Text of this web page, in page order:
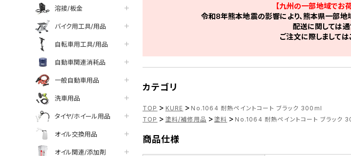
溶接/板金
バイク用工具/用品
自転車用工具/用品
自動車関連消耗品
一般自動車用品
洗車用品
タイヤ/ホイール用品
オイル交換用品
オイル関連/添加剤
【九州の一部地域でお
令和8年熊本地震の影響により、熊本県一部地
配送に関しては通
ご注文に際しましては
カテゴリ
TOP > KURE > No.1064 耐熱ペイントコート ブラック 300ml
TOP > 塗料/補修用品 > 塗料 > No.1064 耐熱ペイントコート ブラック
商品仕様